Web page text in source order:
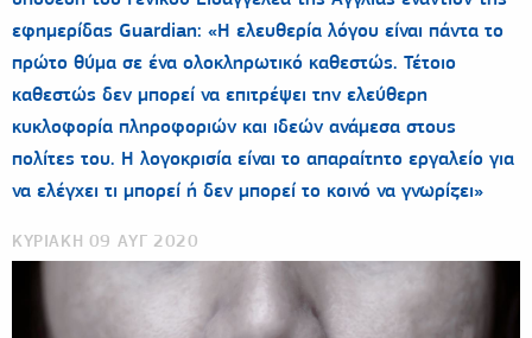
εφημερίδας Guardian: «Η ελευθερία λόγου είναι πάντα το
πρώτο θύμα σε ένα ολοκληρωτικό καθεστώς. Τέτοιο
καθεστώς δεν μπορεί να επιτρέψει την ελεύθερη
κυκλοφορία πληροφοριών και ιδεών ανάμεσα στους
πολίτες του. H λογοκρισία είναι το απαραίτητο εργαλείο για
να ελέγχει τι μπορεί ή δεν μπορεί το κοινό να γνωρίζει»
ΚΥΡΙΑΚΗ 09 ΑΥΓ 2020